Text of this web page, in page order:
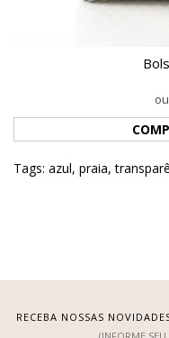
Tags: azul, praia,
RECEBA NOSSAS